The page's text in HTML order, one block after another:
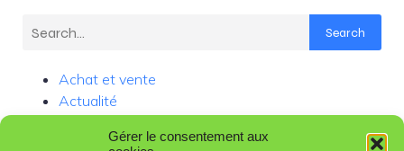
Gérer le consentement aux
Search
Achat et vente
Actualité
Assurance